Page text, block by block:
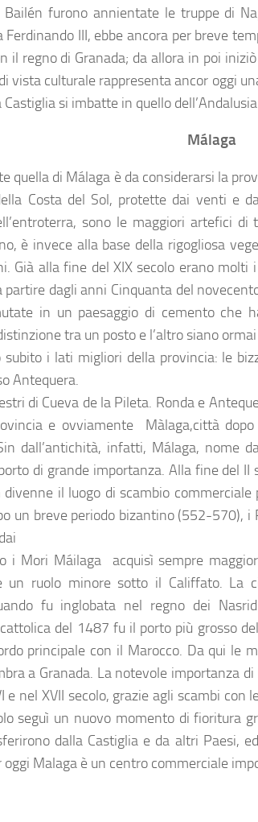
Bailén furono annientate le truppe di
Ferdinando III, ebbe ancora per breve
il regno di Granada; da allora in poi
vista culturale rappresenta ancor oggi
si imbatte in quello
Málaga
quella di Málaga è da considerarsi la
Costa del Sol, protette dai venti e
sono le maggiori artefici
è invece alla base della rigogliosa
Già alla fine del XIX secolo erano
partire dagli anni Cinquanta del
in un paesaggio di cemento che
tra un posto e l’altro siano
subito i lati migliori della provincia: le
Antequera.
di Cueva de la Pileta. Ronda e
e ovviamente Màlaga,città
dall’antichità, infatti, Málaga, nome
di grande importanza. Alla fine del II
il luogo di scambio
un breve periodo bizantino (552-570),
i Mori Máilaga acquisì sempre
un ruolo minore sotto il Califfato. La
fu inglobata nel regno dei
del 1487 fu il porto più grosso
principale con il Marocco. Da qui le
a Granada. La notevole importanza
e nel XVII secolo, grazie agli scambi con
seguì un nuovo momento di fioritura
dalla Castiglia e da altri Paesi,
oggi Malaga è un centro commerciale